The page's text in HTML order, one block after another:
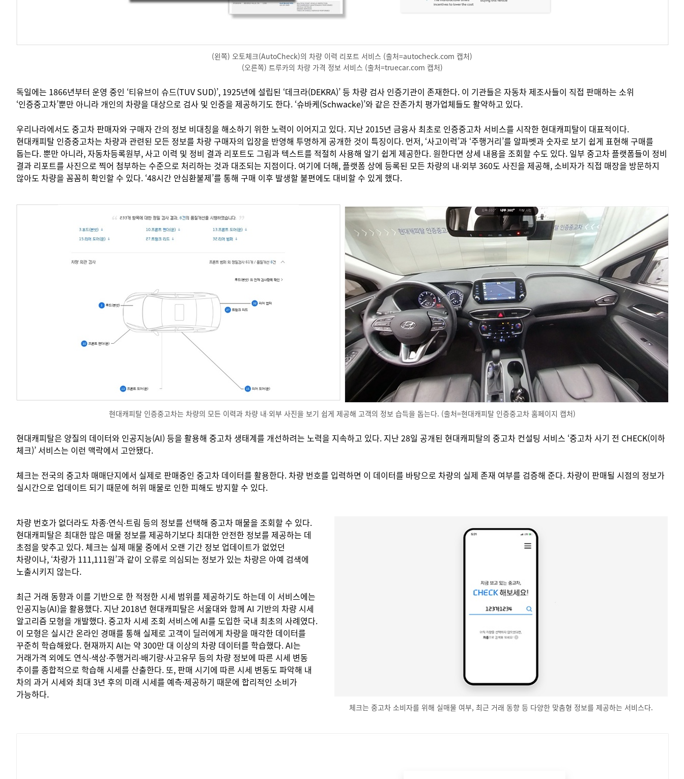
(왼쪽) 오토체크(AutoCheck)의 차량 이력 리포트 서비스 (출처=autocheck.com 캡처)
(오른쪽) 트루카의 차량 가격 정보 서비스 (출처=truecar.com 캡처)
독일에는 1866년부터 운영 중인 ‘티유브이 슈드(TUV SUD)’, 1925년에 설립된 ‘데크라(DEKRA)’ 등 차량 검사 인증기관이 존재한다. 이 기관들은 자동차 제조사들이 직접 판매하는 소위
‘인증중고차’뿐만 아니라 개인의 차량을 대상으로 검사 및 인증을 제공하기도 한다. ‘슈바케(Schwacke)’와 같은 잔존가치 평가업체들도 활약하고 있다.
우리나라에서도 중고차 판매자와 구매자 간의 정보 비대칭을 해소하기 위한 노력이 이어지고 있다. 지난 2015년 금융사 최초로 인증중고차 서비스를 시작한 현대캐피탈이 대표적이다.
현대캐피탈 인증중고차는 차량과 관련된 모든 정보를 차량 구매자의 입장을 반영해 투명하게 공개한 것이 특징이다. 먼저, ‘사고이력’과 ‘주행거리’를 알파벳과 숫자로 보기 쉽게 표현해 구매를
돕는다. 뿐만 아니라, 자동차등록원부, 사고 이력 및 정비 결과 리포트도 그림과 텍스트를 적절히 사용해 알기 쉽게 제공한다. 원한다면 상세 내용을 조회할 수도 있다. 일부 중고차 플랫폼들이 정비
결과 리포트를 사진으로 찍어 첨부하는 수준으로 처리하는 것과 대조되는 지점이다. 여기에 더해, 플랫폼 상에 등록된 모든 차량의 내∙외부 360도 사진을 제공해, 소비자가 직접 매장을 방문하지
않아도 차량을 꼼꼼히 확인할 수 있다. ‘48시간 안심환불제’를 통해 구매 이후 발생할 불편에도 대비할 수 있게 했다.
현대캐피탈 인증중고차는 차량의 모든 이력과 차량 내∙외부 사진을 보기 쉽게 제공해 고객의 정보 습득을 돕는다. (출처=현대캐피탈 인증중고차 홈페이지 캡처)
현대캐피탈은 양질의 데이터와 인공지능(AI) 등을 활용해 중고차 생태계를 개선하려는 노력을 지속하고 있다. 지난 28일 공개된 현대캐피탈의 중고차 컨설팅 서비스 ‘중고차 사기 전 CHECK(이하
체크)’ 서비스는 이런 맥락에서 고안됐다.
체크는 전국의 중고차 매매단지에서 실제로 판매중인 중고차 데이터를 활용한다. 차량 번호를 입력하면 이 데이터를 바탕으로 차량의 실제 존재 여부를 검증해 준다. 차량이 판매될 시점의 정보가
실시간으로 업데이트 되기 때문에 허위 매물로 인한 피해도 방지할 수 있다.
체크는 중고차 소비자를 위해 실매물 여부, 최근 거래 동향 등 다양한 맞춤형 정보를 제공하는 서비스다.
차량 번호가 없더라도 차종∙연식∙트림 등의 정보를 선택해 중고차 매물을 조회할 수 있다.
현대캐피탈은 최대한 많은 매물 정보를 제공하기보다 최대한 안전한 정보를 제공하는 데
초점을 맞추고 있다. 체크는 실제 매물 중에서 오랜 기간 정보 업데이트가 없었던
차량이나, ‘차량가 111,111원’과 같이 오류로 의심되는 정보가 있는 차량은 아예 검색에
노출시키지 않는다.
최근 거래 동향과 이를 기반으로 한 적정한 시세 범위를 제공하기도 하는데 이 서비스에는
인공지능(AI)을 활용했다. 지난 2018년 현대캐피탈은 서울대와 함께 AI 기반의 차량 시세
알고리즘 모형을 개발했다. 중고차 시세 조회 서비스에 AI를 도입한 국내 최초의 사례였다.
이 모형은 실시간 온라인 경매를 통해 실제로 고객이 딜러에게 차량을 매각한 데이터를
꾸준히 학습해왔다. 현재까지 AI는 약 300만 대 이상의 차량 데이터를 학습했다. AI는
거래가격 외에도 연식∙색상∙주행거리∙배기량∙사고유무 등의 차량 정보에 따른 시세 변동
추이를 종합적으로 학습해 시세를 산출한다. 또, 판매 시기에 따른 시세 변동도 파악해 내
차의 과거 시세와 최대 3년 후의 미래 시세를 예측·제공하기 때문에 합리적인 소비가
가능하다.